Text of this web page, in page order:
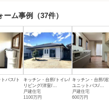
ーム事例 （37件）
バス/ト
キッチン・台所/トイレ/
リビング/洋室/...
戸建住宅
1100万円
キッチン・台所/浴
ユニットバス/...
戸建住宅
600万円